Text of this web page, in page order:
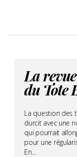
La
du Tote
La question des
durcit avec une
qui pourrait
pour une
En...